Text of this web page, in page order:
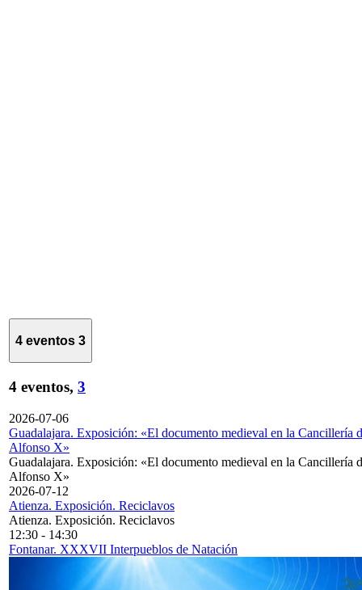
4 eventos 3
4 eventos, 3
2026-07-06
Guadalajara. Exposición: «El documento medieval en la Cancillería
Alfonso X»
Guadalajara. Exposición: «El documento medieval en la Cancillería
Alfonso X»
2026-07-12
Atienza. Exposición. Reciclavos
Atienza. Exposición. Reciclavos
12:30 - 14:30
Fontanar. XXXVII Interpueblos de Natación